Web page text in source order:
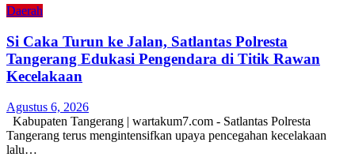
Daerah
Si Caka Turun ke Jalan, Satlantas Polresta
Tangerang Edukasi Pengendara di Titik Rawan
Kecelakaan
Agustus 6, 2026
Kabupaten Tangerang | wartakum7.com - Satlantas Polresta
Tangerang terus mengintensifkan upaya pencegahan kecelakaan
lalu…